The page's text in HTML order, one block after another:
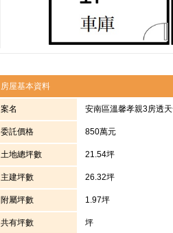
房屋基本資料
案名 安南區溫馨孝親3房透
委託價格 850萬元
土地總坪數 21.54坪
主建坪數 26.32坪
附屬坪數 1.97坪
共有坪數 坪